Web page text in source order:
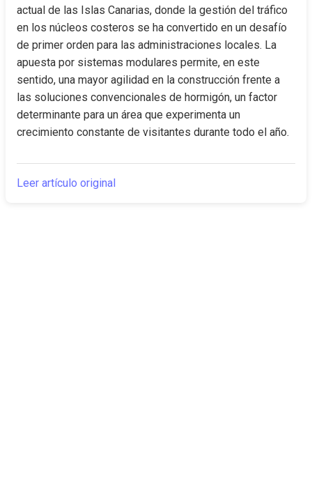
actual de las Islas Canarias, donde la gestión del tráfico
en los núcleos costeros se ha convertido en un desafío
de primer orden para las administraciones locales. La
apuesta por sistemas modulares permite, en este
sentido, una mayor agilidad en la construcción frente a
las soluciones convencionales de hormigón, un factor
determinante para un área que experimenta un
crecimiento constante de visitantes durante todo el año.
Leer artículo original